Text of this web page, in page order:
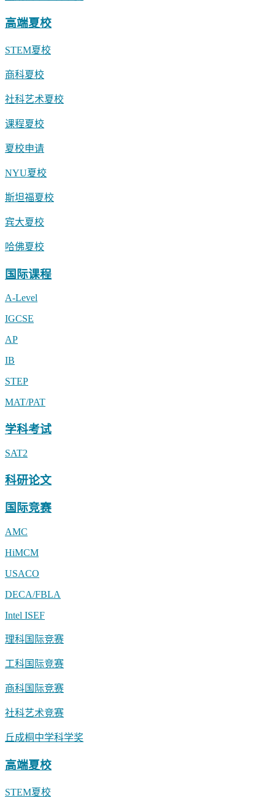
高端夏校
STEM夏校
商科夏校
社科艺术夏校
课程夏校
夏校申请
NYU夏校
斯坦福夏校
宾大夏校
哈佛夏校
国际课程
A-Level
IGCSE
AP
IB
STEP
MAT/PAT
学科考试
SAT2
科研论文
国际竞赛
AMC
HiMCM
USACO
DECA/FBLA
Intel ISEF
理科国际竞赛
工科国际竞赛
商科国际竞赛
社科艺术竞赛
丘成桐中学科学奖
高端夏校
STEM夏校